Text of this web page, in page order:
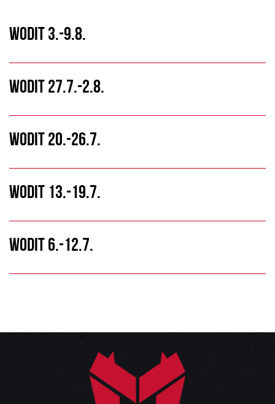
WODIT 3.-9.8.
WODIT 27.7.-2.8.
WODIT 20.-26.7.
WODIT 13.-19.7.
WODIT 6.-12.7.